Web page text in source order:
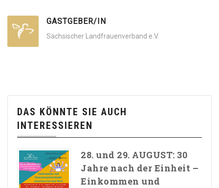
GASTGEBER/IN
Sächsischer Landfrauenverband e.V.
DAS KÖNNTE SIE AUCH
INTERESSIEREN
28. und 29. AUGUST: 30
Jahre nach der Einheit –
Einkommen und